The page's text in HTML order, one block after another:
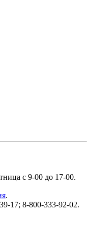
с 9-00 до 17-00.
.
17; 8-800-333-92-02.